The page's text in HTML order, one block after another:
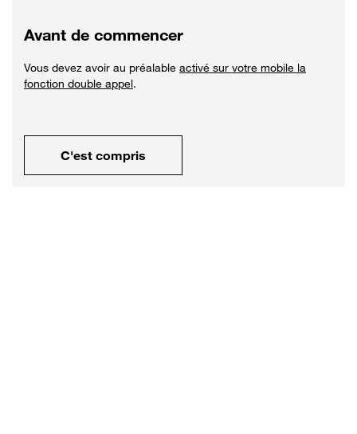
Avant de commencer
Vous devez avoir au préalable activé sur votre mobile la
fonction double appel.
C'est compris